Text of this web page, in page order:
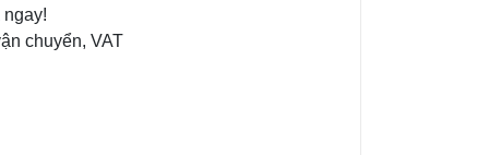
chuyển, VAT